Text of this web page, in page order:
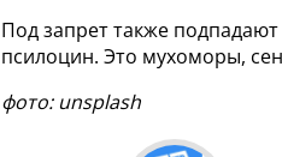
Под запрет также
псилоцин. Это мухоморы,
фото:unsplash